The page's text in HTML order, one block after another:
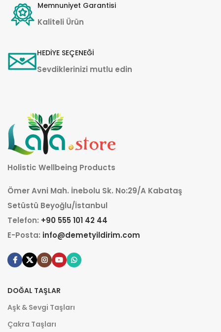
Memnuniyet Garantisi
Kaliteli Ürün
HEDİYE SEÇENEĞİ
Sevdiklerinizi mutlu edin
Holistic Wellbeing Products
Ömer Avni Mah. İnebolu Sk. No:29/A Kabataş
Setüstü Beyoğlu/İstanbul
Telefon: +90 555 101 42 44
E-Posta: info@demetyildirim.com
DOĞAL TAŞLAR
Aşk & Sevgi Taşları
Çakra Taşları